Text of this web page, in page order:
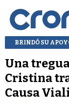
BRINDÓ SU
Una
Cristina
Causa